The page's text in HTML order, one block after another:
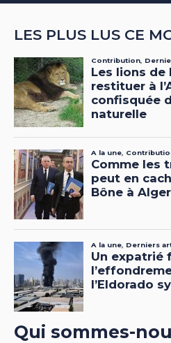
LES PLUS LUS CE
Qui sommes-